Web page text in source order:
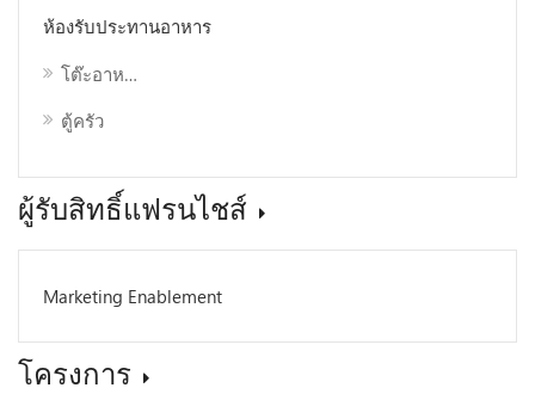
ห้องรับประทานอาหาร
โต๊ะอาหาร
ตู้ครัว
ผู้รับสิทธิ์แฟรนไชส์
Marketing Enablement
โครงการ